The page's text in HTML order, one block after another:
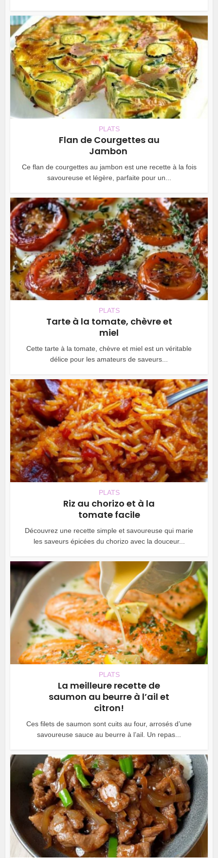
PLATS
Flan de Courgettes au
Jambon
Ce flan de courgettes au jambon est une recette à la fois
savoureuse et légère, parfaite pour un...
PLATS
Tarte à la tomate, chèvre et
miel
Cette tarte à la tomate, chèvre et miel est un véritable
délice pour les amateurs de saveurs...
PLATS
Riz au chorizo et à la
tomate facile
Découvrez une recette simple et savoureuse qui marie
les saveurs épicées du chorizo avec la douceur...
PLATS
La meilleure recette de
saumon au beurre à l’ail et
citron!
Ces filets de saumon sont cuits au four, arrosés d’une
savoureuse sauce au beurre à l’ail. Un repas...